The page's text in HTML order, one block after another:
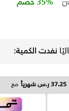
نفدت الكمية:
37.25 ر.س شهرياً مع